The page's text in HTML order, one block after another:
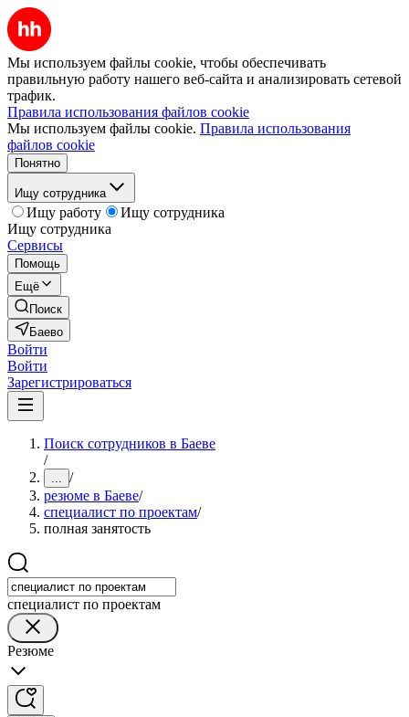
Мы используем файлы cookie, чтобы обеспечивать
правильную работу нашего веб-сайта и анализировать сетевой
трафик.
Правила использования файлов cookie
Мы используем файлы cookie. Правила использования
файлов cookie
Понятно
Ищу сотрудника
Ищу работу
Ищу сотрудника
Ищу сотрудника
Сервисы
Помощь
Ещё
Поиск
Баево
Войти
Войти
Зарегистрироваться
Поиск сотрудников в Баеве
/
... /
резюме в Баеве/
специалист по проектам/
полная занятость
специалист по проектам
Резюме